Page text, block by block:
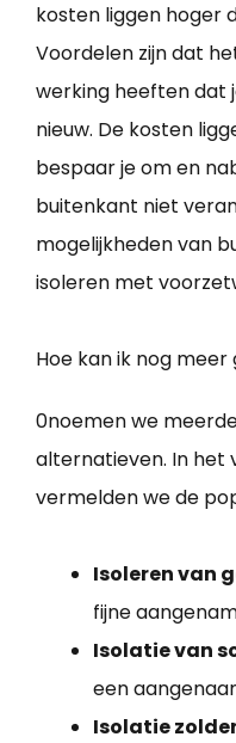
kosten liggen hoger
Voordelen zijn dat
werking heeften dat
nieuw. De kosten
bespaar je om en
buitenkant niet
mogelijkheden van
isoleren met
Hoe kan ik nog
0noemen we
alternatieven. In het
vermelden we de
Isoleren van
fijne
Isolatie van
een
Isolatie